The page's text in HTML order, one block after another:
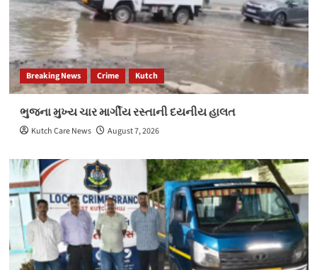
Breaking News Crime Kutch
ભુજના મુખ્ય ચાર માર્ગીય રસ્તાની દયનીય હાલત
Kutch Care News August 7, 2026